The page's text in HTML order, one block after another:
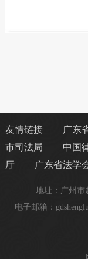
友情链接 广东
市司法局
中国
厅
广东省法学
地址：广州市
电子邮箱：